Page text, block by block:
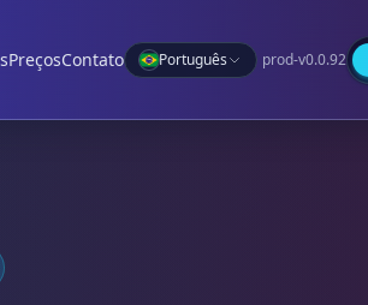
PreçosContato Português prod-v0.0.92